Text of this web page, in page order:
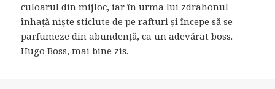
culoarul din mijloc, iar în urma lui zdrahonul
înhață niște sticlute de pe rafturi și începe să se
parfumeze din abundență, ca un adevărat boss.
Hugo Boss, mai bine zis.